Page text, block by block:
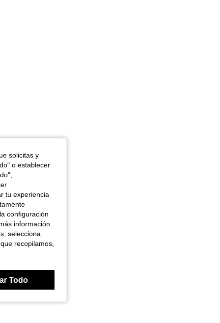
solicitas y
o establecer
tu experiencia
configuración
información
selecciona
recopilamos,
Todo